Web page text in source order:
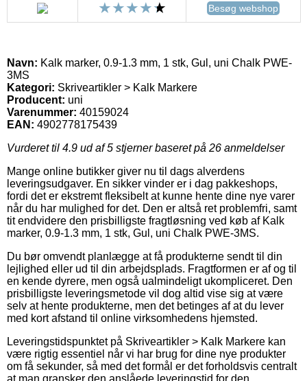
Besøg webshop
Navn: Kalk marker, 0.9-1.3 mm, 1 stk, Gul, uni Chalk PWE-
3MS
Kategori: Skriveartikler > Kalk Markere
Producent: uni
Varenummer: 40159024
EAN: 4902778175439
Vurderet til 4.9 ud af 5 stjerner baseret på 26 anmeldelser
Mange online butikker giver nu til dags alverdens
leveringsudgaver. En sikker vinder er i dag pakkeshops,
fordi det er ekstremt fleksibelt at kunne hente dine nye varer
når du har mulighed for det. Den er altså ret problemfri, samt
tit endvidere den prisbilligste fragtløsning ved køb af Kalk
marker, 0.9-1.3 mm, 1 stk, Gul, uni Chalk PWE-3MS.
Du bør omvendt planlægge at få produkterne sendt til din
lejlighed eller ud til din arbejdsplads. Fragtformen er af og til
en kende dyrere, men også ualmindeligt ukompliceret. Den
prisbilligste leveringsmetode vil dog altid vise sig at være
selv at hente produkterne, men det betinges af at du lever
med kort afstand til online virksomhedens hjemsted.
Leveringstidspunktet på Skriveartikler > Kalk Markere kan
være rigtig essentiel når vi har brug for dine nye produkter
om få sekunder, så med det formål er det forholdsvis centralt
at man gransker den anslåede leveringstid for den